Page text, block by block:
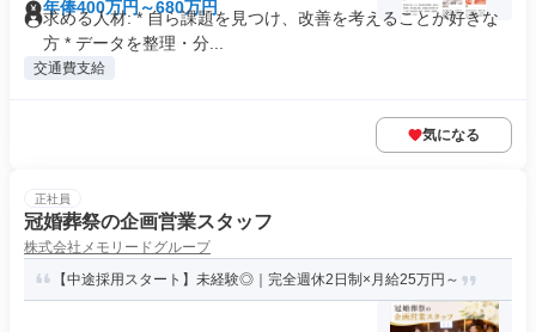
年俸400万円～680万円
求める人材: * 自ら課題を見つけ、改善を考えることが好きな
方 * データを整理・分...
交通費支給
気になる
正社員
冠婚葬祭の企画営業スタッフ
株式会社メモリードグループ
【中途採用スタート】未経験◎｜完全週休2日制×月給25万円～